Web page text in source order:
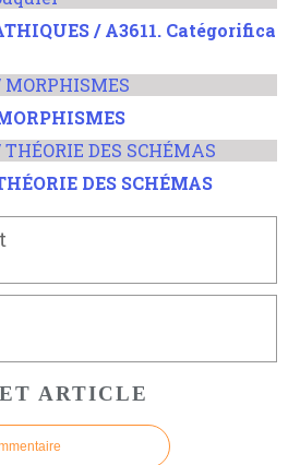
/ A3611. Catégorifica
DES SCHÉMAS
ARTICLE